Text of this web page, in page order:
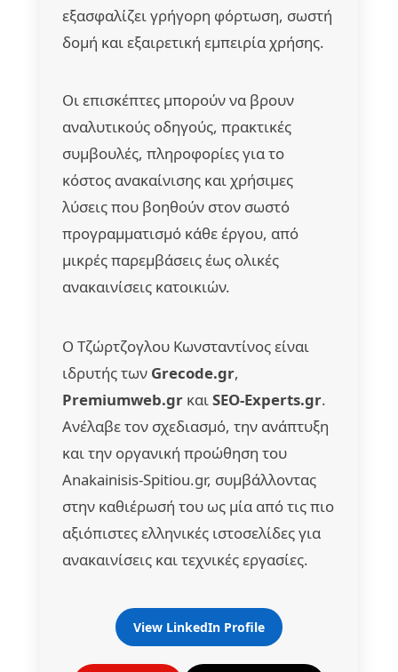
εξασφαλίζει γρήγορη φόρτωση, σωστή
δομή και εξαιρετική εμπειρία χρήσης.
Οι επισκέπτες μπορούν να βρουν
αναλυτικούς οδηγούς, πρακτικές
συμβουλές, πληροφορίες για το
κόστος ανακαίνισης και χρήσιμες
λύσεις που βοηθούν στον σωστό
προγραμματισμό κάθε έργου, από
μικρές παρεμβάσεις έως ολικές
ανακαινίσεις κατοικιών.
Ο Τζώρτζογλου Κωνσταντίνος είναι
ιδρυτής των Grecode.gr,
Premiumweb.grκαιSEO-Experts.gr.
Ανέλαβε τον σχεδιασμό, την ανάπτυξη
και την οργανική προώθηση του
Anakainisis-Spitiou.gr, συμβάλλοντας
στην καθιέρωσή του ως μία από τις πιο
αξιόπιστες ελληνικές ιστοσελίδες για
ανακαινίσεις και τεχνικές εργασίες.
View LinkedIn Profile